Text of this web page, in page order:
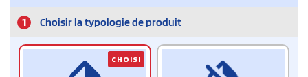
1 Choisir la typologie de produit
CHOISI